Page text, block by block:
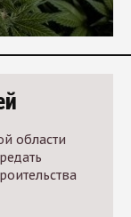
области